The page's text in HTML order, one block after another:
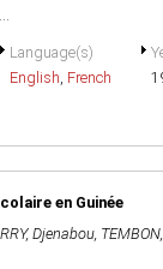
Language(s)
English, French
en Guinée
Djenabou,